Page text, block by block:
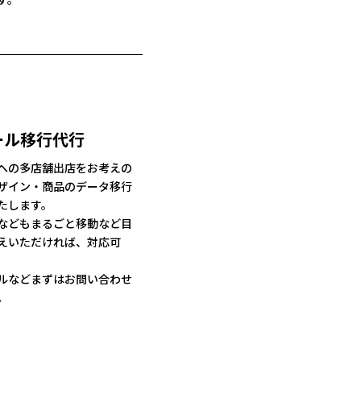
移行代行
の多店舗出店をお考えの
イン・商品のデータ移行
します。
どもまるごと移動など目
いただければ、対応可
などまずはお問い合わせ